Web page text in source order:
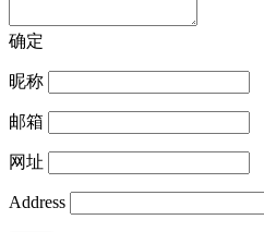
确定
昵称
邮箱
网址
Address